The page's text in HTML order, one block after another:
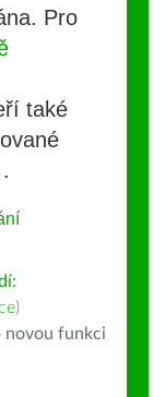
Pro
také
)
novou funkci